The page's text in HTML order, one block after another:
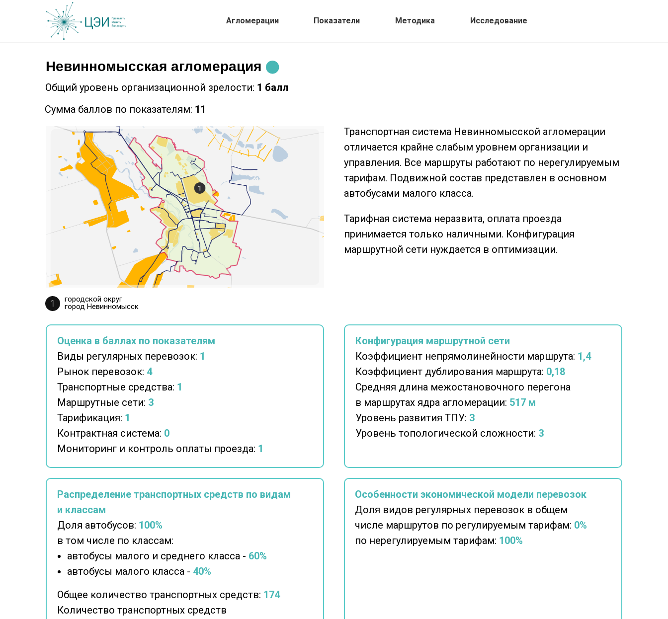
Показатели Методика Исследование
Агломерации
Невинномысская агломерация
Общий уровень организационной зрелости: 1 балл
Сумма баллов по показателям: 11
Оценка в баллах по показателям
Виды регулярных перевозок: 1
Рынок перевозок: 4
Транспортные средства: 1
Маршрутные сети: 3
Тарификация: 1
Контрактная система: 0
Мониторинг и контроль оплаты проезда: 1
Транспортная система Невинномысской агломерации
отличается крайне слабым уровнем организации и
управления. Все маршруты работают по нерегулируемым
тарифам. Подвижной состав представлен в основном
автобусами малого класса.
Конфигурация маршрутной сети
Коэффициент непрямолинейности маршрута: 1,4
Коэффициент дублирования маршрута: 0,18
Средняя длина межостановочного перегона
в маршрутах ядра агломерации: 517 м
Уровень развития ТПУ: 3
Уровень топологической сложности: 3
Распределение транспортных средств по видам
и классам
Доля автобусов: 100%
в том числе по классам:
автобусы малого и среднего класса - 60%
автобусы малого класса - 40%
Общее количество транспортных средств: 174
Количество транспортных средств
Особенности экономической модели перевозок
Доля видов регулярных перевозок в общем
числе маршрутов по регулируемым тарифам: 0%
по нерегулируемым тарифам: 100%
Тарифная система неразвита, оплата проезда
принимается только наличными. Конфигурация
маршрутной сети нуждается в оптимизации.
городской округ
город Невинномысск